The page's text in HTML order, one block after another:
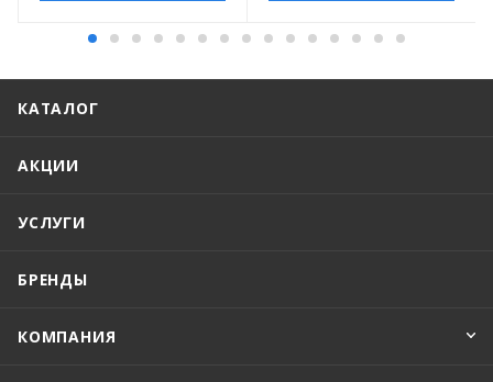
КАТАЛОГ
АКЦИИ
УСЛУГИ
БРЕНДЫ
КОМПАНИЯ